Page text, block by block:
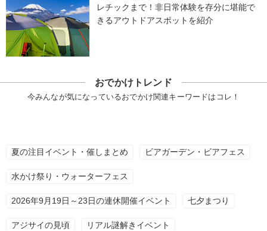
レチックまで！非日常体験を存分に堪能で
きるアウトドアスポットを紹介
おでかけトレンド
今みんなが気になっているおでかけ関連キーワードはコレ！
夏の注目イベント・催しまとめ ビアガーデン・ビアフェス
水かけ祭り・ウォーターフェス
2026年9月19日～23日の連休開催イベント 七夕まつり
アジサイの見頃 リアル謎解きイベント